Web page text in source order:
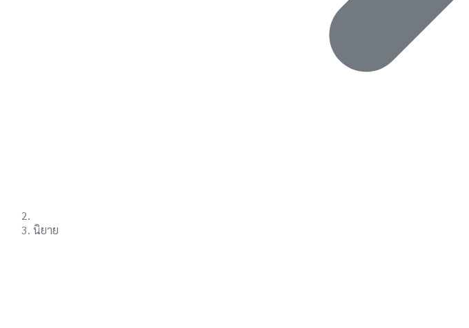
นิยาย